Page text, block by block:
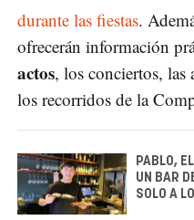
durante las fiestas.
ofrecerán información
actos, los conciertos, las
los recorridos de la
PABLO,
UN BAR
SOLO A